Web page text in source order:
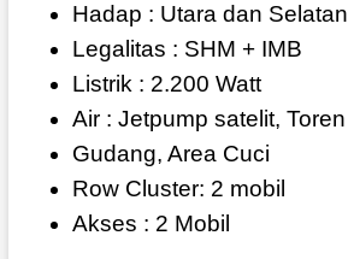
Hadap : Utara dan Selatan
Legalitas : SHM + IMB
Listrik : 2.200 Watt
Air : Jetpump satelit, Toren
Gudang, Area Cuci
Row Cluster: 2 mobil
Akses : 2 Mobil